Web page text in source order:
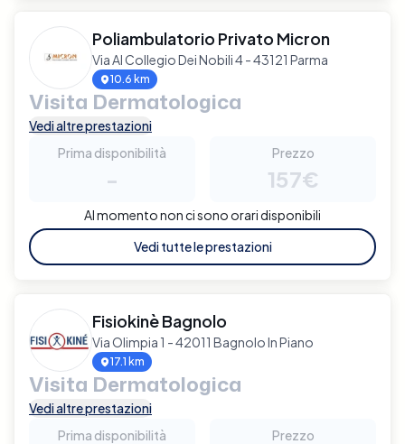
Poliambulatorio Privato Micron
Via Al Collegio Dei Nobili 4 - 43121 Parma
10.6 km
Visita Dermatologica
Vedi altre prestazioni
Prima disponibilità
-
Prezzo
157€
Al momento non ci sono orari disponibili
Vedi tutte le prestazioni
Fisiokinè Bagnolo
Via Olimpia 1 - 42011 Bagnolo In Piano
17.1 km
Visita Dermatologica
Vedi altre prestazioni
Prima disponibilità
Prezzo